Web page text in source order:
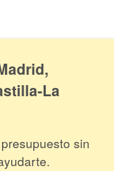
La
sin